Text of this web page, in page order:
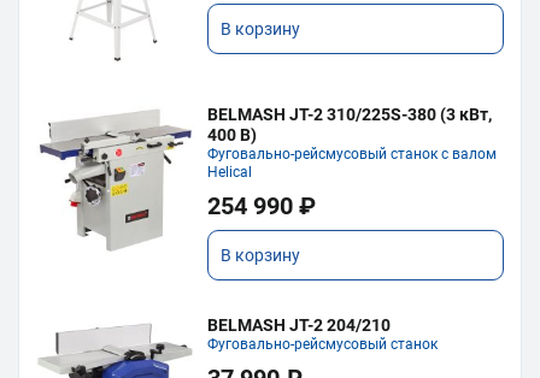
В корзину
BELMASH JT-2 310/225S-380 (3 кВт,
400 В)
Фуговально-рейсмусовый станок с валом
Helical
254 990 ₽
В корзину
BELMASH JT-2 204/210
Фуговально-рейсмусовый станок